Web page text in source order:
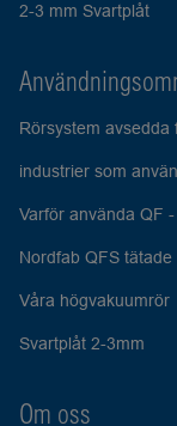
2-3 mm Svartplåt
Rörsystem avsedda
industrier som
Varför använda QF
Nordfab QFS tätade
Våra högvakuumrör
Svartplåt 2-3mm
Om oss